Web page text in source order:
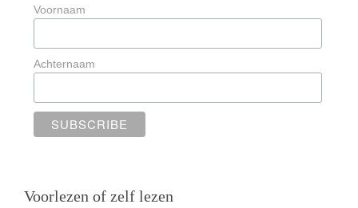
Voornaam
Achternaam
Voorlezen of zelf lezen